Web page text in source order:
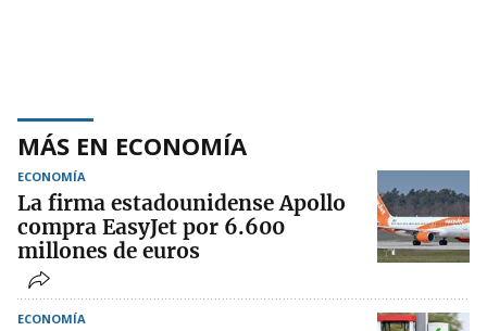
MÁS EN ECONOMÍA
ECONOMÍA
La firma estadounidense Apollo
compra EasyJet por 6.600
millones de euros
ECONOMÍA